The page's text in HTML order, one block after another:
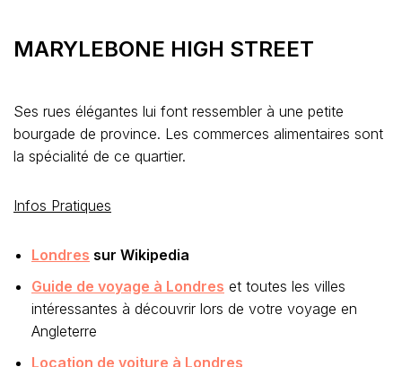
MARYLEBONE HIGH STREET
Ses rues élégantes lui font ressembler à une petite
bourgade de province. Les commerces alimentaires sont
la spécialité de ce quartier.
Infos Pratiques
Londres sur Wikipedia
Guide de voyage à Londres et toutes les villes
intéressantes à découvrir lors de votre voyage en
Angleterre
Location de voiture à Londres